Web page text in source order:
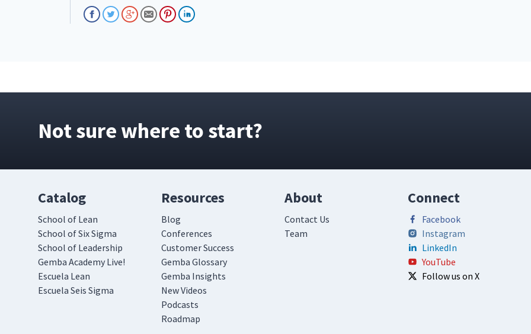
Not sure where to start?
Catalog
School of Lean
School of Six Sigma
School of Leadership
Gemba Academy Live!
Escuela Lean
Escuela Seis Sigma
Resources
Blog
Conferences
Customer Success
Gemba Glossary
Gemba Insights
New Videos
Podcasts
Roadmap
About
Contact Us
Team
Connect
Facebook
Instagram
LinkedIn
YouTube
Follow us on X